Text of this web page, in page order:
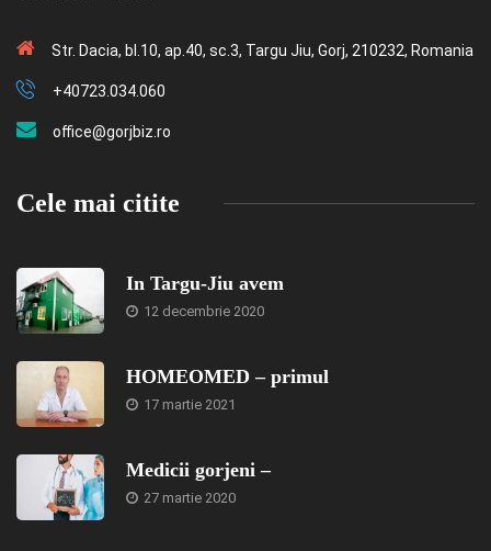
Str. Dacia, bl.10, ap.40, sc.3, Targu Jiu, Gorj, 210232, Romania
+40723.034.060
office@gorjbiz.ro
Cele mai citite
In Targu-Jiu avem
12 decembrie 2020
HOMEOMED – primul
17 martie 2021
Medicii gorjeni –
27 martie 2020